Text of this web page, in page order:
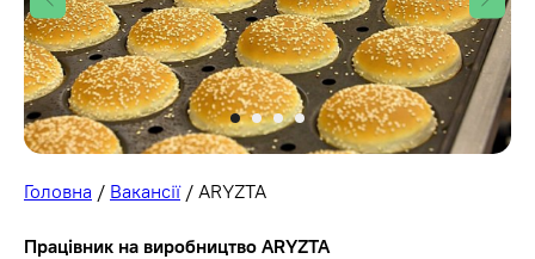
Головна / Вакансії/ ARYZTA
Працівник на виробництво ARYZTA